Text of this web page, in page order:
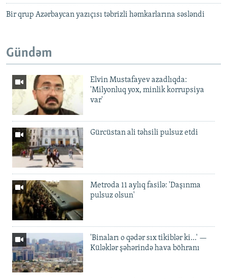
Bir qrup Azərbaycan yazıçısı təbrizli həmkarlarına səsləndi
Gündəm
Elvin Mustafayev azadlıqda:
'Milyonluq yox, minlik korrupsiya
var'
Gürcüstan ali təhsili pulsuz etdi
Metroda 11 aylıq fasilə: 'Daşınma
pulsuz olsun'
'Binaları o qədər sıx tikiblər ki...' —
Küləklər şəhərində hava böhranı